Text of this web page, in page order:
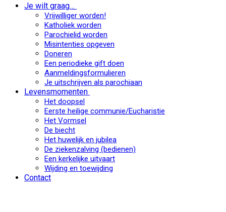
Je wilt graag…
Vrijwilliger worden!
Katholiek worden
Parochielid worden
Misintenties opgeven
Doneren
Een periodieke gift doen
Aanmeldingsformulieren
Je uitschrijven als parochiaan
Levensmomenten
Het doopsel
Eerste heilige communie/Eucharistie
Het Vormsel
De biecht
Het huwelijk en jubilea
De ziekenzalving (bedienen)
Een kerkelijke uitvaart
Wijding en toewijding
Contact